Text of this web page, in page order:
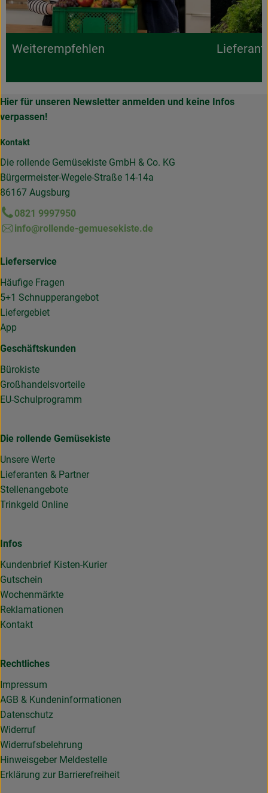
Weiterempfehlen
Hier für unseren Newsletter anmelden und keine Infos
verpassen!
Kontakt
Die rollende Gemüsekiste GmbH & Co. KG
Bürgermeister-Wegele-Straße 14-14a
86167 Augsburg
0821 9997950
info@rollende-gemuesekiste.de
Lieferservice
Häufige Fragen
5+1 Schnupperangebot
Liefergebiet
App
Geschäftskunden
Bürokiste
Großhandelsvorteile
EU-Schulprogramm
Die rollende Gemüsekiste
Unsere Werte
Lieferanten & Partner
Stellenangebote
Trinkgeld Online
Infos
Kundenbrief Kisten-Kurier
Gutschein
Wochenmärkte
Reklamationen
Kontakt
Rechtliches
Impressum
AGB & Kundeninformationen
Datenschutz
Widerruf
Widerrufsbelehrung
Hinweisgeber Meldestelle
Erklärung zur Barrierefreiheit